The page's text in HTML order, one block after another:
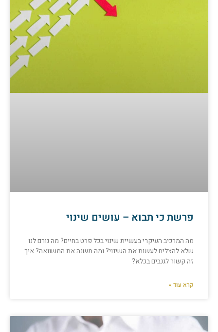
פרשת כי תבוא – עושים שינוי
מה המרכיב העיקרי בעשיית שינוי בכל פרט בחיים? מה גורם לנו
שלא להצליח לעשות את השינוי? ומה משנה את המשוואה? איך
זה קשור לגנבים בכלא?
קרא עוד »